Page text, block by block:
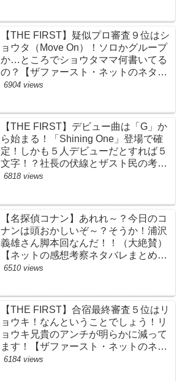
【THE FIRST】疑似プロ審査９位はシ
ョウタ（Move On）！ソロかグループ
か…ところでショウタママ何書いてる
の？【ザファースト・ネットのネタバ
レ感想考察まとめ・スッキリ・
6904 views
【THE FIRST】デビュー曲は「G」か
ら始まる！「Shining One」登場で確
定！しかも５人デビューだとすれば５
文字！？社長の伏線とザスト民の考察
すげーよ…鳥肌立ったわ…【シャイニ
BMSG・BE:FIRST・ビーファース
ト】
6818 views
【名探偵コナン】あれれ～？今日のコ
ナンは頭おかしいぞ～？そうか！浦沢
義雄さん脚本回なんだ！！（大絶賛）
【ネットの感想考察ネタバレまとめ・
笑顔を消したアイドル】
6510 views
【THE FIRST】合宿最終審査５位はリ
ョウキ！なんということでしょう！リ
ョウキ兄貴のアンチが明らかに減って
ます！【ザファースト・ネットのネタ
バレ考察まとめ感想・スッキリ・
6184 views